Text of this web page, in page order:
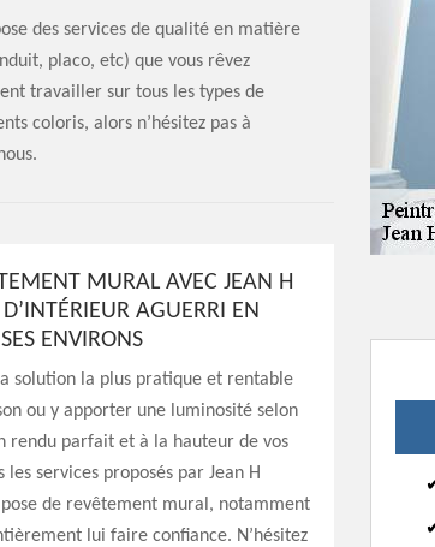
des services de qualité en matière
placo, etc) que vous rêvez
travailler sur tous les types de
coloris, alors n’hésitez pas à
MURAL AVEC JEAN H
AGUERRI EN
ENVIRONS
solution la plus pratique et rentable
ou y apporter une luminosité selon
rendu parfait et à la hauteur de vos
services proposés par Jean H
de revêtement mural, notamment
lui faire confiance. N’hésitez